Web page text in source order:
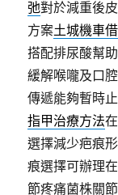
弛對於減重後
方案土城機車
搭配排尿酸幫
緩解喉嚨及口
傳遞能夠暫時
指甲治療方法
選擇減少疤痕
痕選擇可辦理
節疼痛菌株關